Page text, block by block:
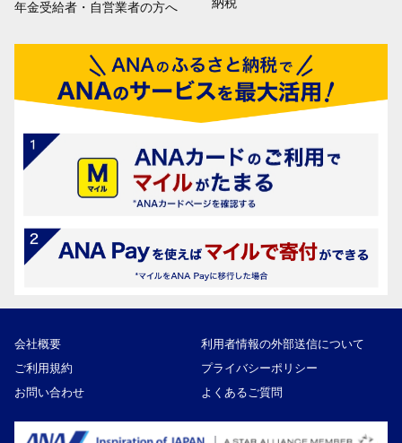
年金受給者・自営業者の方へ
会社概要
利用者情報の外部送信について
ご利用規約
プライバシーポリシー
お問い合わせ
よくあるご質問